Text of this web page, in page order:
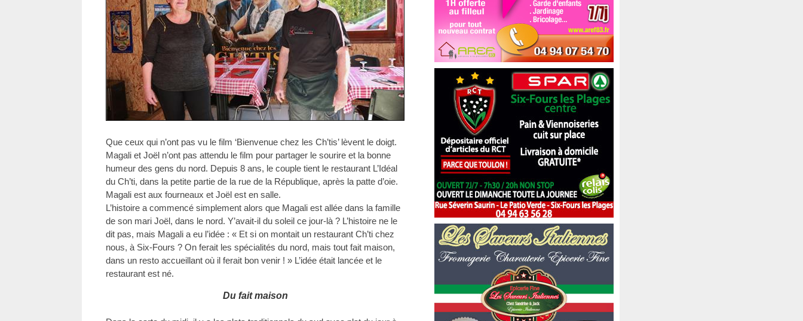
Que ceux qui n’ont pas vu le film ‘Bienvenue chez les Ch’tis’ lèvent le doigt.
Magali et Joël n’ont pas attendu le film pour partager le sourire et la bonne
humeur des gens du nord. Depuis 8 ans, le couple tient le restaurant L’Idéal
du Ch’ti, dans la petite partie de la rue de la République, après la patte d’oie.
Magali est aux fourneaux et Joël est en salle.
L’histoire a commencé simplement alors que Magali est allée dans la famille
de son mari Joël, dans le nord. Y’avait-il du soleil ce jour-là ? L’histoire ne le
dit pas, mais Magali a eu l’idée : « Et si on montait un restaurant Ch’ti chez
nous, à Six-Fours ? On ferait les spécialités du nord, mais tout fait maison,
dans un resto accueillant où il ferait bon venir ! » L’idée était lancée et le
restaurant est né.
Du fait maison